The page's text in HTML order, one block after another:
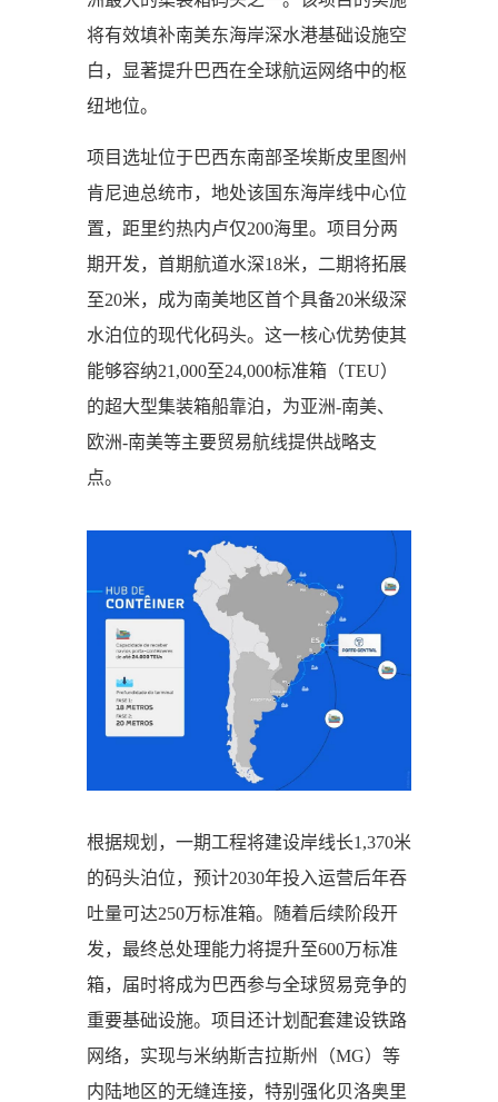
将有效填补南美东海岸深水港基础设施空
白，显著提升巴西在全球航运网络中的枢
纽地位。
项目选址位于巴西东南部圣埃斯皮里图州
肯尼迪总统市，地处该国东海岸线中心位
置，距里约热内卢仅200海里。项目分两
期开发，首期航道水深18米，二期将拓展
至20米，成为南美地区首个具备20米级深
水泊位的现代化码头。这一核心优势使其
能够容纳21,000至24,000标准箱（TEU）
的超大型集装箱船靠泊，为亚洲-南美、
欧洲-南美等主要贸易航线提供战略支
点。
根据规划，一期工程将建设岸线长1,370米
的码头泊位，预计2030年投入运营后年吞
吐量可达250万标准箱。随着后续阶段开
发，最终总处理能力将提升至600万标准
箱，届时将成为巴西参与全球贸易竞争的
重要基础设施。项目还计划配套建设铁路
网络，实现与米纳斯吉拉斯州（MG）等
内陆地区的无缝连接，特别强化贝洛奥里